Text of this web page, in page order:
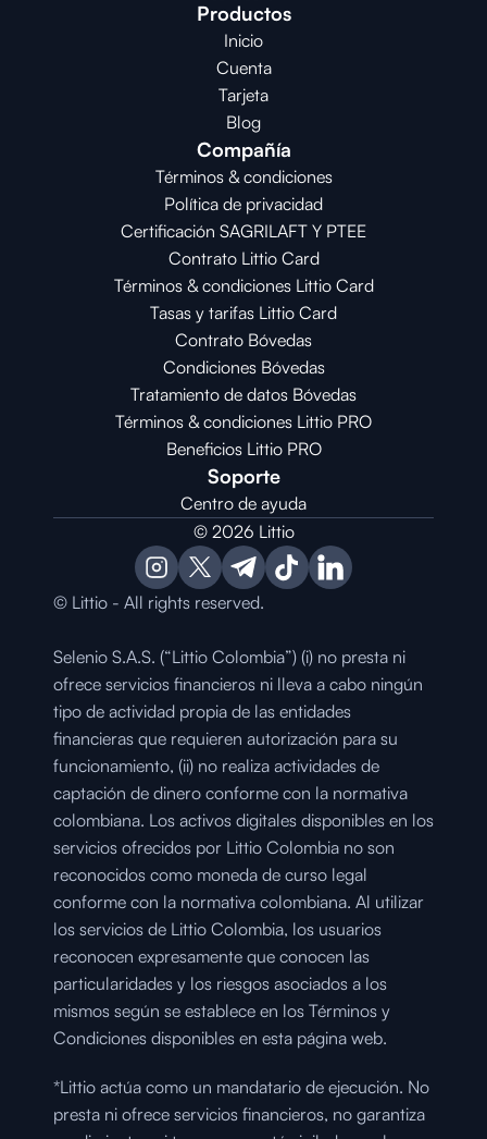
Productos
Inicio
Cuenta
Tarjeta
Blog
Compañía
Términos & condiciones
Política de privacidad
Certificación SAGRILAFT Y PTEE
Contrato Littio Card
Términos & condiciones Littio Card
Tasas y tarifas Littio Card
Contrato Bóvedas
Condiciones Bóvedas
Tratamiento de datos Bóvedas
Términos & condiciones Littio PRO
Beneficios Littio PRO
Soporte
Centro de ayuda
© 2026 Littio
© Littio - All rights reserved.
Selenio S.A.S. (“Littio Colombia”) (i) no presta ni
ofrece servicios financieros ni lleva a cabo ningún
tipo de actividad propia de las entidades
financieras que requieren autorización para su
funcionamiento, (ii) no realiza actividades de
captación de dinero conforme con la normativa
colombiana. Los activos digitales disponibles en los
servicios ofrecidos por Littio Colombia no son
reconocidos como moneda de curso legal
conforme con la normativa colombiana. Al utilizar
los servicios de Littio Colombia, los usuarios
reconocen expresamente que conocen las
particularidades y los riesgos asociados a los
mismos según se establece en los Términos y
Condiciones disponibles en esta página web.
*Littio actúa como un mandatario de ejecución. No
presta ni ofrece servicios financieros, no garantiza